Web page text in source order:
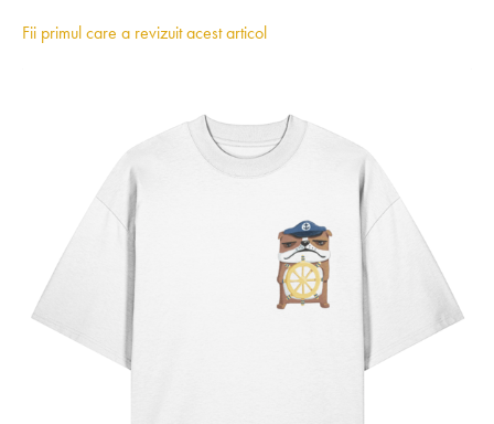
Fii primul care a revizuit acest articol